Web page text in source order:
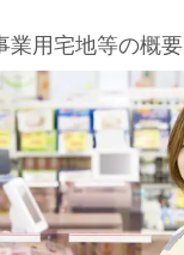
業用宅地等の概要